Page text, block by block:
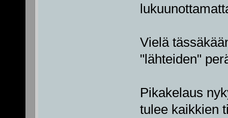
Vielä
"lähteiden"
Pikakelaus
tulee kaikkien